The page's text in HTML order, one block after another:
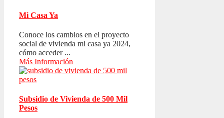
Mi Casa Ya
Conoce los cambios en el proyecto
social de vivienda mi casa ya 2024,
cómo acceder ...
Más Información
Subsidio de Vivienda de 500 Mil
Pesos